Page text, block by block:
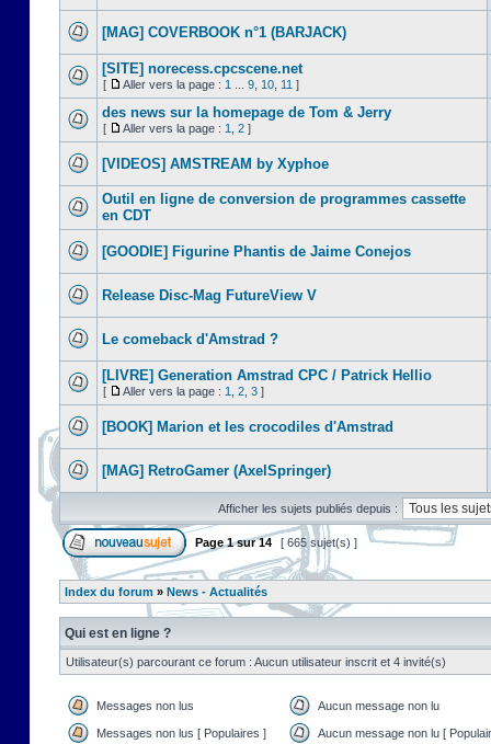
[MAG] COVERBOOK n°1 (BARJACK)
[SITE] norecess.cpcscene.net
[ Aller vers la page : 1 9 10 11 ]
des news sur la homepage de Tom & Jerry
[ Aller vers la page : 1 2 ]
[VIDEOS] AMSTREAM by Xyphoe
Outil en ligne de conversion de programmes cassette
en CDT
[GOODIE] Figurine Phantis de Jaime Conejos
Release Disc-Mag FutureView V
Le comeback d'Amstrad ?
[LIVRE] Generation Amstrad CPC / Patrick Hellio
[ Aller vers la page : 1 2 3 ]
[BOOK] Marion et les crocodiles d'Amstrad
[MAG] RetroGamer (AxelSpringer)
Afficher les sujets publiés depuis :
Page1sur14 [ 665 sujet(s) ]
Index du forum » News - Actualités
Qui est en ligne ?
Utilisateur(s) parcourant ce forum : Aucun utilisateur inscrit et 4 invité(s)
Messages non lus Aucun message non lu
Messages non lus [ Populaires ] Aucun message non lu [